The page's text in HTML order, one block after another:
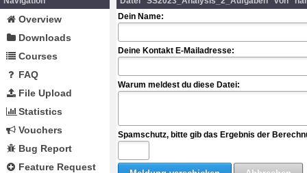
Overview
Downloads
Courses
FAQ
File Upload
Statistics
Vouchers
Bug Report
Feature Request
Dein Name:
Deine Kontakt E-Mailadresse:
Warum meldest du diese Datei:
Spamschutz, bitte gib das Ergebnis der